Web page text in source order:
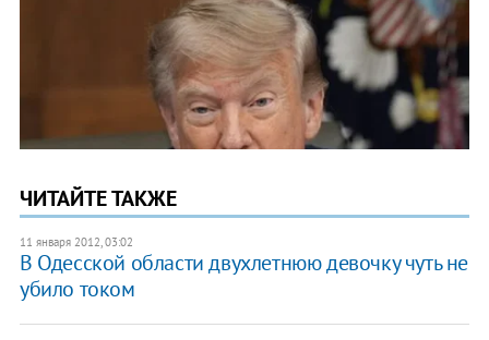
ЧИТАЙТЕ ТАКЖЕ
11 января 2012, 03:02
В Одесской области двухлетнюю девочку чуть не
убило током